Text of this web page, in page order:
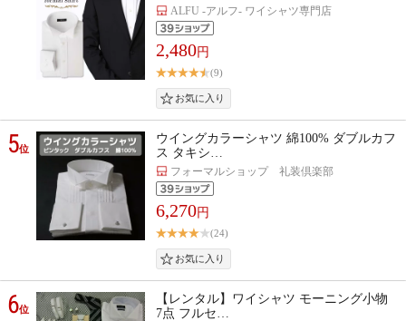
ALFU -アルフ- ワイシャツ専門店
2,480円
(9)
5位
ウイングカラーシャツ 綿100% ダブルカフ
ス タキシ…
フォーマルショップ 礼装倶楽部
6,270円
(24)
6位
【レンタル】ワイシャツ モーニング小物
7点 フルセ…